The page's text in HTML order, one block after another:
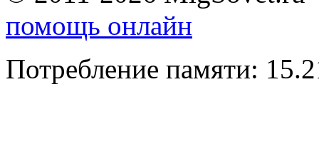
помощь онлайн
Потребление памяти: